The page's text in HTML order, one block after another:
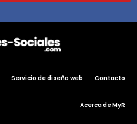
Servicio de diseño web Contacto
Acerca de MyR